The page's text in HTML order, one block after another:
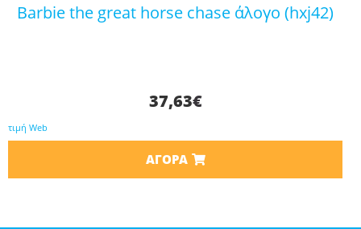
barbie the great horse chase άλογο (hxj42)
37,63€
τιμή Web
ΑΓΟΡΆ